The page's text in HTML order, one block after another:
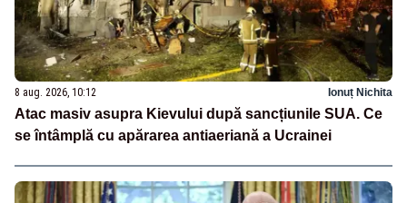
8 aug. 2026, 10:12 Ionuț Nichita
Atac masiv asupra Kievului după sancțiunile SUA. Ce
se întâmplă cu apărarea antiaeriană a Ucrainei